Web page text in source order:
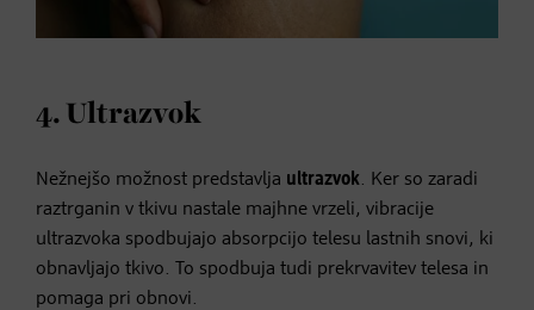
4. Ultrazvok
Nežnejšo možnost predstavlja ultrazvok. Ker so zaradi
raztrganin v tkivu nastale majhne vrzeli, vibracije
ultrazvoka spodbujajo absorpcijo telesu lastnih snovi, ki
obnavljajo tkivo. To spodbuja tudi prekrvavitev telesa in
pomaga pri obnovi.